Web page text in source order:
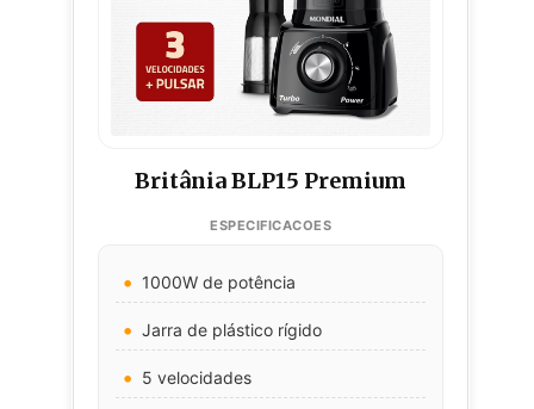
Britânia BLP15 Premium
1000W de potência
Jarra de plástico rígido
5 velocidades